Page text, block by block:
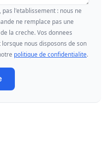
l'etablissement : nous ne
ne remplace pas une
la creche. Vos donnees
nous disposons de son
politique de confidentialite.